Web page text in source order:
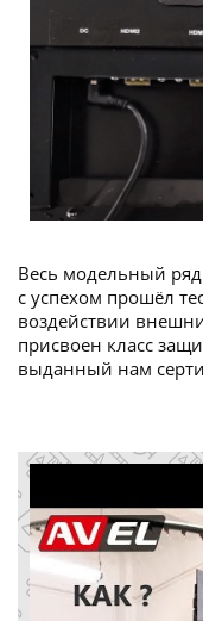
Весь модельный
с успехом прошёл
воздействии
присвоен класс
выданный нам